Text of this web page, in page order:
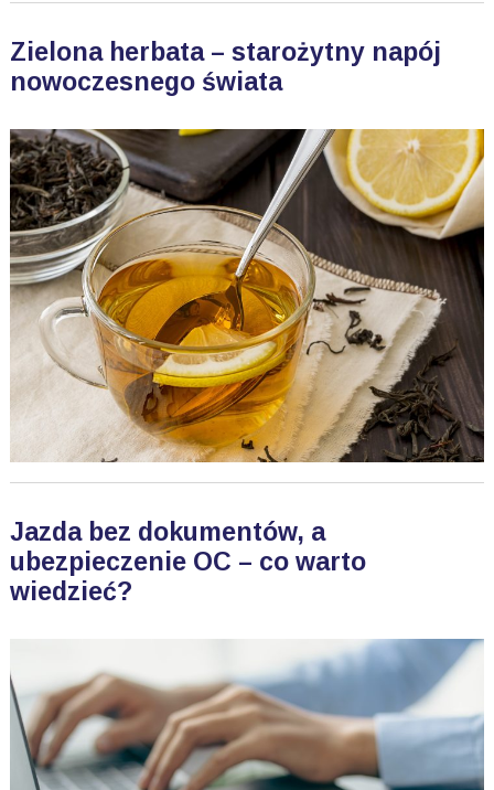
Zielona herbata – starożytny napój
nowoczesnego świata
Jazda bez dokumentów, a
ubezpieczenie OC – co warto
wiedzieć?